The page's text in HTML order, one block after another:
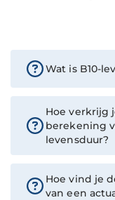
Wat is B10-
Hoe verkrijg
berekening
levensduur?
Hoe vind je
van een